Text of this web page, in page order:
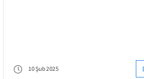
10 Şub 2025